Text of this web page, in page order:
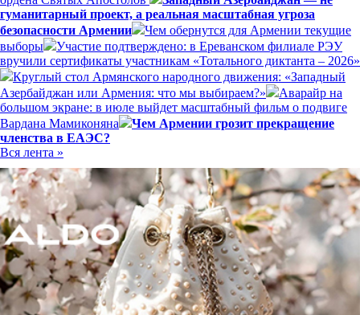
гуманитарный проект, а реальная масштабная угроза
безопасности Армении
Чем обернутся для Армении текущие
выборы
Участие подтверждено: в Ереванском филиале РЭУ
вручили сертификаты участникам «Тотального диктанта – 2026»
Круглый стол Армянского народного движения: «Западный
Азербайджан или Армения: что мы выбираем?»
Аварайр на
большом экране: в июле выйдет масштабный фильм о подвиге
Вардана Мамиконяна
Чем Армении грозит прекращение
членства в ЕАЭС?
Вся лента »